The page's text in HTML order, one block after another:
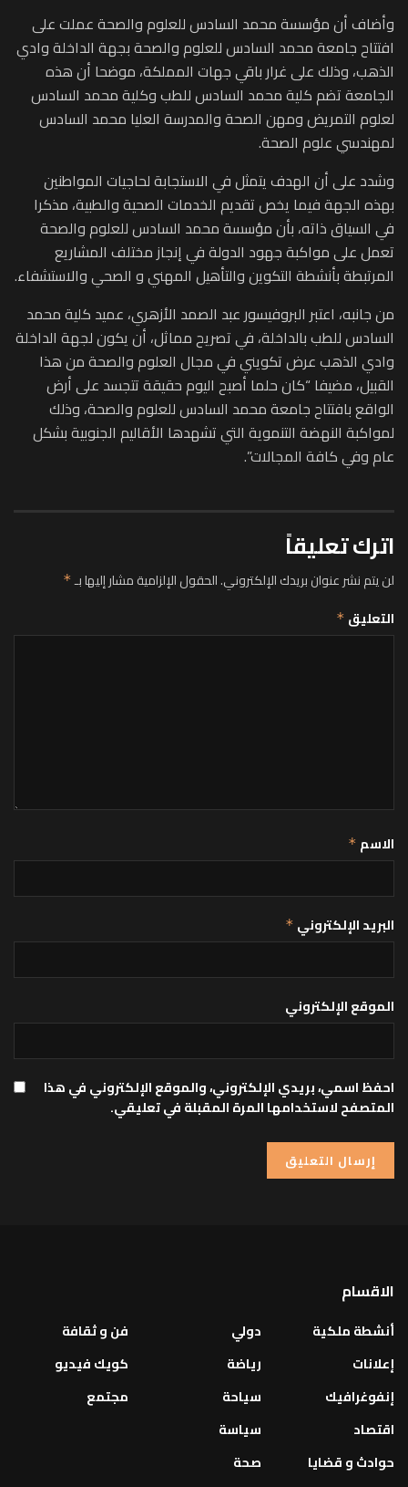
وأضاف أن مؤسسة محمد السادس للعلوم والصحة عملت على
افتتاح جامعة محمد السادس للعلوم والصحة بجهة الداخلة وادي
الذهب، وذلك على غرار باقي جهات المملكة، موضحا أن هذه
الجامعة تضم كلية محمد السادس للطب وكلية محمد السادس
لعلوم التمريض ومهن الصحة والمدرسة العليا محمد السادس
لمهندسي علوم الصحة.
وشدد على أن الهدف يتمثل في الاستجابة لحاجيات المواطنين
بهذه الجهة فيما يخص تقديم الخدمات الصحية والطبية، مذكرا
في السياق ذاته، بأن مؤسسة محمد السادس للعلوم والصحة
تعمل على مواكبة جهود الدولة في إنجاز مختلف المشاريع
المرتبطة بأنشطة التكوين والتأهيل المهني و الصحي والاستشفاء.
من جانبه، اعتبر البروفيسور عبد الصمد الأزهري، عميد كلية محمد
السادس للطب بالداخلة، في تصريح مماثل، أن يكون لجهة الداخلة
وادي الذهب عرض تكويني في مجال العلوم والصحة من هذا
القبيل، مضيفا “كان حلما أصبح اليوم حقيقة تتجسد على أرض
الواقع بافتتاح جامعة محمد السادس للعلوم والصحة، وذلك
لمواكبة النهضة التنموية التي تشهدها الأقاليم الجنوبية بشكل
عام وفي كافة المجالات”.
اترك تعليقاً
لن يتم نشر عنوان بريدك الإلكتروني.الحقول الإلزامية مشار إليها بـ*
التعليق *
الاسم *
البريد الإلكتروني *
الموقع الإلكتروني
احفظ اسمي، بريدي الإلكتروني، والموقع الإلكتروني في هذا
المتصفح لاستخدامها المرة المقبلة في تعليقي.
الاقسام
أنشطة ملكية
إعلانات
إنفوغرافيك
اقتصاد
حوادث و قضايا
دولي
رياضة
سياحة
سياسة
صحة
فن و ثقافة
كويك فيديو
مجتمع